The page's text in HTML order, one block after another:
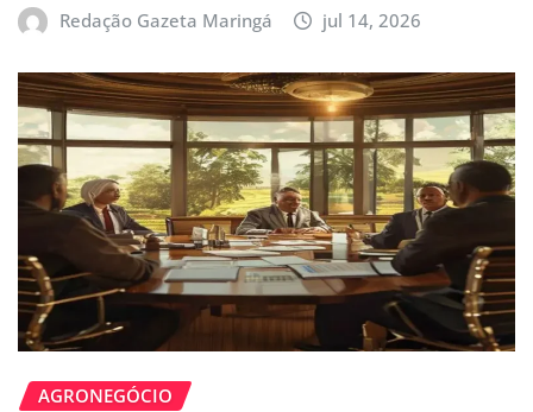
Redação Gazeta Maringá jul 14, 2026
AGRONEGÓCIO